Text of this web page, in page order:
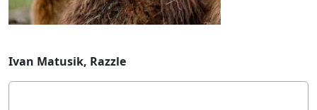
Ivan Matusik, Razzle